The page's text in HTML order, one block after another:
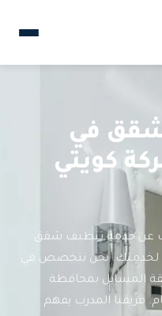
في
كويتي
عن خدمة تنظيف شقق
لخدمتك. نحن نتخصص في
المسايل بمحافظة
فريقنا المدرب يفهم